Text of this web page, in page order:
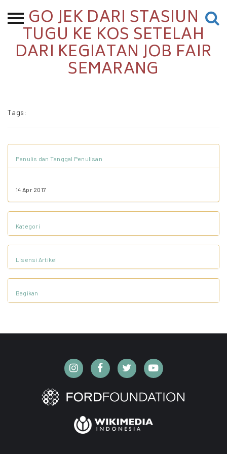
Beranda
Tentang
Permohonan Hibah
Etalase
Kredit Web-site
GO JEK DARI STASIUN
TUGU KE KOS SETELAH
DARI KEGIATAN JOB FAIR
SEMARANG
Tags:
Penulis dan Tanggal Penulisan
14 Apr 2017
Kategori
Lisensi Artikel
Bagikan